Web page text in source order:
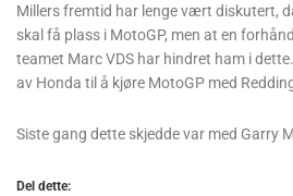
Millers fremtid har lenge vært diskutert,
skal få plass i MotoGP, men at en
teamet Marc VDS har hindret ham i
av Honda til å kjøre MotoGP med
Siste gang dette skjedde var med Garry
Del dette: